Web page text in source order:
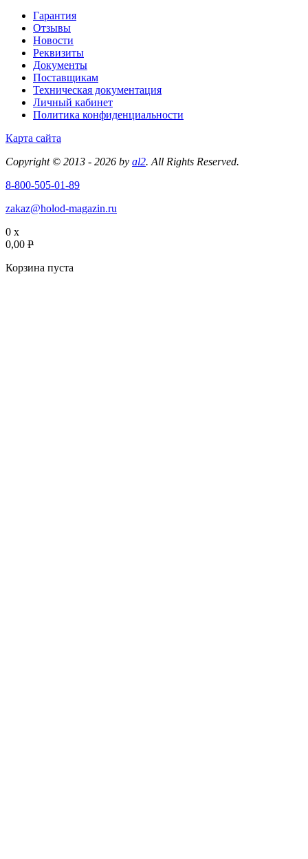
Гарантия
Отзывы
Новости
Реквизиты
Документы
Поставщикам
Техническая документация
Личный кабинет
Политика конфиденциальности
Карта сайта
Copyright © 2013 - 2026 by al2. All Rights Reserved.
8-800-505-01-89
zakaz@holod-magazin.ru
0 x
0,00 P
Корзина пуста